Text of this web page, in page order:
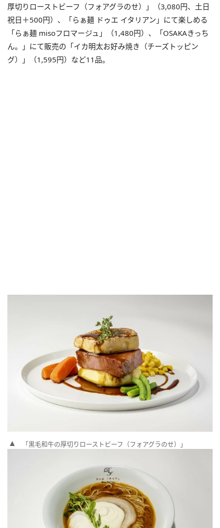
厚切りローストビーフ（フォアグラのせ）」（3,080円、土日
祝日＋500円）、「らぁ麺 ドゥエ イタリアン」にて楽しめる
「らぁ麺 misoフロマージュ」（1,480円）、「OSAKAきっち
ん。」にて販売の「イカ明太お好み焼き（チーズトッピン
グ）」（1,595円）など11品。
「黒毛和牛の厚切りローストビーフ（フォアグラのせ）」